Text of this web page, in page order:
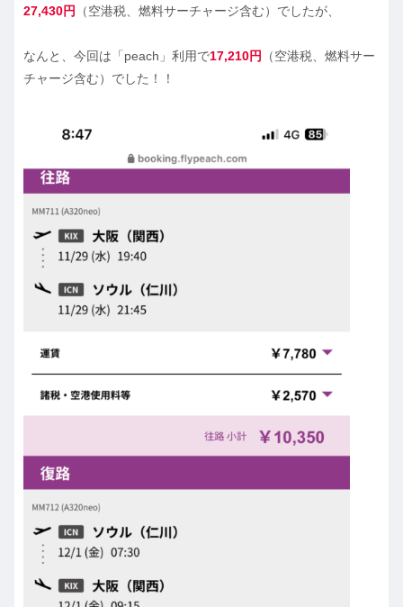
27,430円 （空港税、燃料サーチャージ含む）でしたが、
なんと、今回は「peach」利用で17,210円
（空港税、燃料サー
チャージ含む）でした！！